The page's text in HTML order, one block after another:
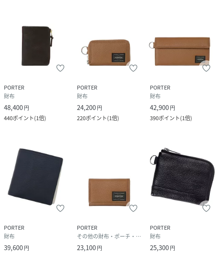
PORTER
財布
48,400円
440ポイント(1倍)
PORTER
財布
24,200円
220ポイント(1倍)
PORTER
財布
42,900円
390ポイント(1倍)
PORTER
財布
39,600円
PORTER
その他の財布・ポーチ・ケース
23,100円
PORTER
財布
25,300円